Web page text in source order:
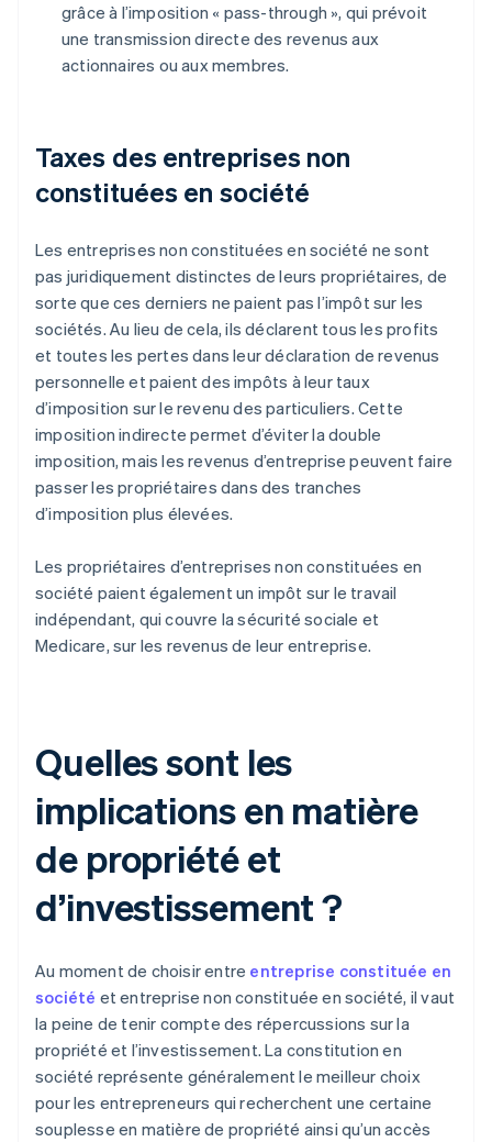
grâce à l’imposition « pass-through », qui prévoit
une transmission directe des revenus aux
actionnaires ou aux membres.
Taxes des entreprises non
constituées en société
Les entreprises non constituées en société ne sont
pas juridiquement distinctes de leurs propriétaires, de
sorte que ces derniers ne paient pas l’impôt sur les
sociétés. Au lieu de cela, ils déclarent tous les profits
et toutes les pertes dans leur déclaration de revenus
personnelle et paient des impôts à leur taux
d’imposition sur le revenu des particuliers. Cette
imposition indirecte permet d’éviter la double
imposition, mais les revenus d’entreprise peuvent faire
passer les propriétaires dans des tranches
d’imposition plus élevées.
Les propriétaires d’entreprises non constituées en
société paient également un impôt sur le travail
indépendant, qui couvre la sécurité sociale et
Medicare, sur les revenus de leur entreprise.
Quelles sont les
implications en matière
de propriété et
d’investissement ?
Au moment de choisir entre entreprise constituée en
société et entreprise non constituée en société, il vaut
la peine de tenir compte des répercussions sur la
propriété et l’investissement. La constitution en
société représente généralement le meilleur choix
pour les entrepreneurs qui recherchent une certaine
souplesse en matière de propriété ainsi qu’un accès